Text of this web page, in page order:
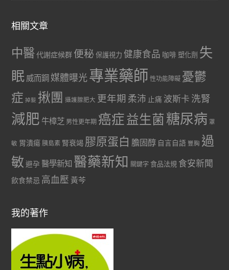
相關文章
中醫代謝症候群 便秘 保護視力 健康食品 咖啡 塑化劑 失
眠 威而鋼 媒體曝光專業藥師 性功能障礙 憂鬱
症 掉髮 揪團 攝護腺肥大 更年期 柔沛 止痛 波斯卡 洗腎
減肥 牛樟芝 男性更年期 癌症益生菌 糖尿病 罩
敏 胃潰瘍 胰島素 腎衰竭 膠原蛋白 膽固醇 自言自語 豐胸 過
敏 避孕 醫學新知 醫藥新知 關鍵字 食品法規 食安新聞
飲食禁忌 高血壓 黃芩
我的著作